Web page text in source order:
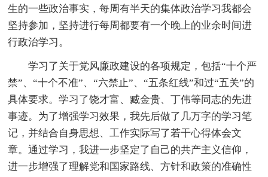
生的一些政治事实，每周有半天的集体政治学习我都会
坚持参加，坚持进行每周都要有一个晚上的业余时间进
行政治学习。
学习了关于党风廉政建设的各项规定，包括“十个严
禁”、“十个不准”、“六禁止”、“五条红线”和过“五关”的
具体要求。学习了饶才富、臧金贵、丁伟等同志的先进
事迹。为了增强学习效果，我先后做了几万字的学习笔
记，并结合自身思想、工作实际写了若干心得体会文
章。通过学习，我进一步坚定了自己的共产主义信仰，
进一步增强了理解党和国家路线、方针和政策的准确性